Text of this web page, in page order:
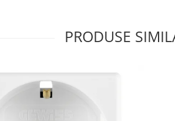
PRODUSE